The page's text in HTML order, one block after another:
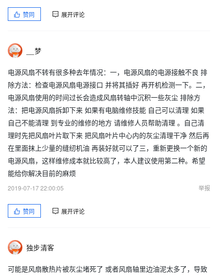
赞同 展开评论
__梦
电源风扇不转有很多种去年情况：一，电源风扇的电源接触不良 排
除方法：检查电源风扇电源接口 并将其插好 再开机检测一下。二，
电源风扇使用的时间过长会造成风扇转轴中沉积一些灰尘 排除方
法：把电源风扇拆卸下来 如果有电脑维修技能 自己可以清理 如果
自己不能清理 到专业的维修的地方 请维修人员帮助清理 。自己清
理时先把风扇叶片取下来 把风扇叶片中心内的灰尘清理干净 然后再
在里面抹上少量的缝纫机油 再装好就可以了三，重新更换一个新的
电源风扇，这样维修成本就比较高了，本人建议使用第二种。希望
能给你解决目前的麻烦
2019-07-17 22:00:05
举报
赞同 展开评论
独步清客
可能是风扇散热片被灰尘堵死了 或者风扇轴里边油泥太多了，导致